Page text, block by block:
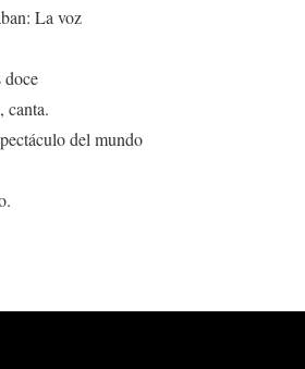
La voz
doce
canta.
del mundo